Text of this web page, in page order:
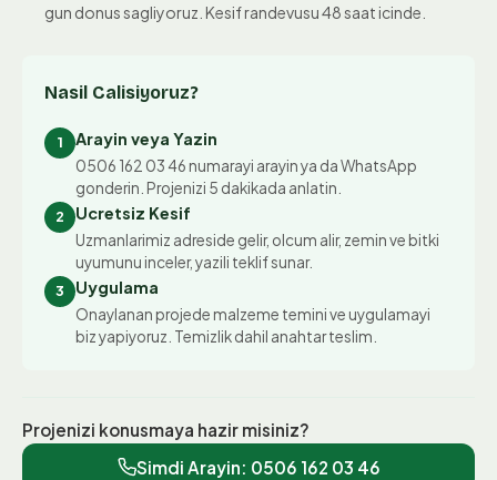
gun donus sagliyoruz. Kesif randevusu 48 saat icinde.
Nasil Calisiyoruz?
1 Arayin veya Yazin
0506 162 03 46 numarayi arayin ya da WhatsApp
gonderin. Projenizi 5 dakikada anlatin.
2 Ucretsiz Kesif
Uzmanlarimiz adreside gelir, olcum alir, zemin ve bitki
uyumunu inceler, yazili teklif sunar.
3 Uygulama
Onaylanan projede malzeme temini ve uygulamayi
biz yapiyoruz. Temizlik dahil anahtar teslim.
Projenizi konusmaya hazir misiniz?
Simdi Arayin: 0506 162 03 46